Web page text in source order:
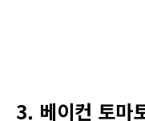
3. 베이컨 토마